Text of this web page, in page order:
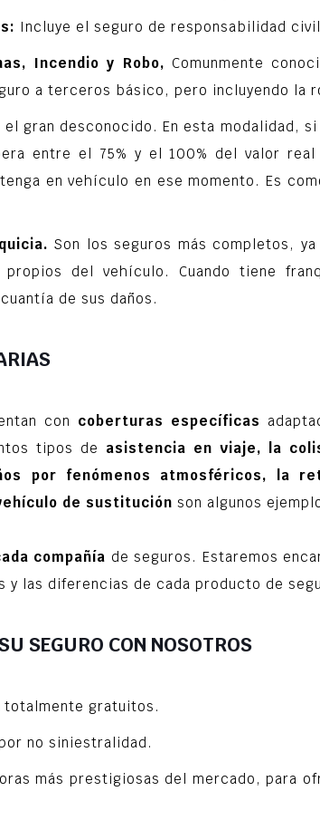
Incluye el seguro de responsabilidad
Incendio y Robo, Comunmente
a terceros básico, pero incluyendo la
el gran desconocido. En esta modalidad,
entre el 75% y el 100% del valor
en vehículo en ese momento. Es
Son los seguros más completos,
del vehículo. Cuando tiene
de sus daños.
con coberturas específicas
tipos de asistencia en viaje, la
por fenómenos atmosféricos, la
de sustitución son algunos
compañía de seguros. Estaremos
las diferencias de cada producto de
SEGURO CON NOSOTROS
totalmente gratuitos.
no siniestralidad.
más prestigiosas del mercado, para